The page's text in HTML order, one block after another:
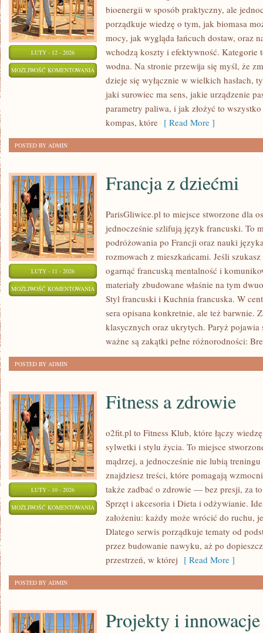
LUTY - 12 - 2026
MOŻLIWOŚĆ KOMENTOWANIA BIOGAZ
BIOMASA
bioenergii w sposób praktyczny, ale
porządkuje wiedzę o tym, jak biomasa
mocy, jak wygląda łańcuch dostaw, oraz
wchodzą koszty i efektywność. Kategorie
wodna. Na stronie przewija się myśl, że
dzieje się wyłącznie w wielkich hasłach,
jaki surowiec ma sens, jakie urządzenie
parametry paliwa, i jak złożyć to
kompas, które [ Read More ]
POSTED BY ADMIN
LUTY - 11 - 2026
MOŻLIWOŚĆ KOMENTOWANIA FRANCJA
DZIEĆMI
Francja z dziećmi
ParisGliwice.pl to miejsce stworzone dla
jednocześnie szlifują język francuski. To
podróżowania po Francji oraz nauki
rozmowach z mieszkańcami. Jeśli
ogarnąć francuską mentalność i
materiały zbudowane właśnie na tym
Styl francuski i Kuchnia francuska. W
sera opisana konkretnie, ale też barwnie.
klasycznych oraz ukrytych. Paryż
ważne są zakątki pełne różnorodności:
POSTED BY ADMIN
LUTY - 10 - 2026
MOŻLIWOŚĆ KOMENTOWANIA FITNESS
ZDROWIE
Fitness a zdrowie
o2fit.pl to Fitness Klub, które łączy
sylwetki i stylu życia. To miejsce
mądrzej, a jednocześnie nie lubią
znajdziesz treści, które pomagają
także zadbać o zdrowie — bez presji, za
Sprzęt i akcesoria i Dieta i odżywianie.
założeniu: każdy może wrócić do ruchu,
Dlatego serwis porządkuje tematy od
przez budowanie nawyku, aż po
przestrzeń, w której [ Read More ]
POSTED BY ADMIN
Projekty i innowacje